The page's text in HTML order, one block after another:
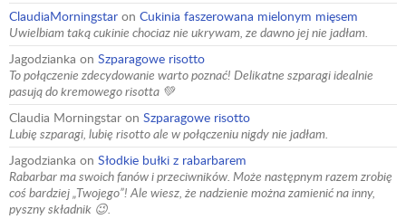
ClaudiaMorningstar on Cukinia faszerowana mielonym mięsem
Uwielbiam taką cukinie chociaz nie ukrywam, ze dawno jej nie jadłam.
Jagodzianka on Szparagowe risotto
To połączenie zdecydowanie warto poznać! Delikatne szparagi idealnie
pasują do kremowego risotta 💚
Claudia Morningstar on Szparagowe risotto
Lubię szparagi, lubię risotto ale w połączeniu nigdy nie jadłam.
Jagodzianka on Słodkie bułki z rabarbarem
Rabarbar ma swoich fanów i przeciwników. Może następnym razem zrobię
coś bardziej „Twojego”! Ale wiesz, że nadzienie można zamienić na inny,
pyszny składnik 😉.